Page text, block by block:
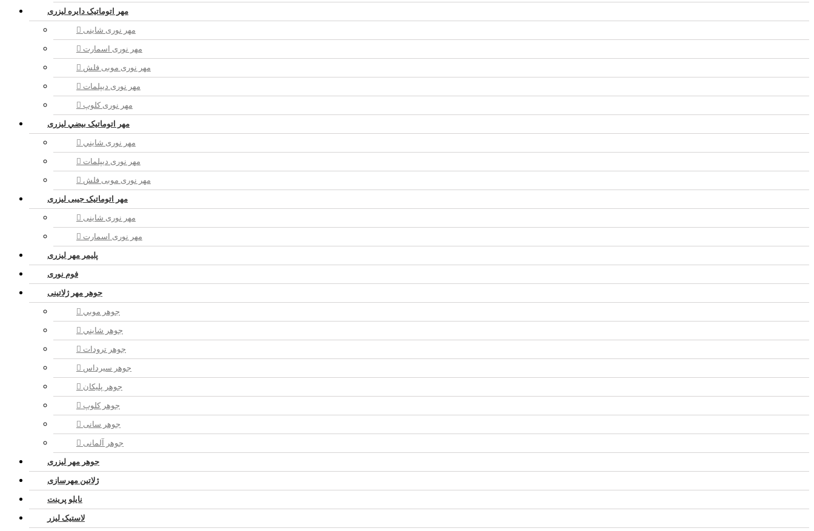
مهر اتوماتیک دايره لیزری
مهر نوری شاینی
مهر نوری اسمارت
مهر نوری موبی فلش
مهر نوری دیپلمات
مهر نوری کلوپ
مهر اتوماتیک بيضي لیزری
مهر نوری شايني
مهر نوری دیپلمات
مهر نوری موبی فلش
مهر اتوماتیک جیبی لیزری
مهر نوری شاینی
مهر نوری اسمارت
پلیمر مهر لیزری
فوم نوری
جوهر مهر ژلاتینی
جوهر موبي
جوهر شايني
جوهر ترودات
جوهر سيرداس
جوهر پلیکان
جوهر کلوپ
جوهر سانی
جوهر آلمانی
جوهر مهر لیزری
ژلاتين مهرسازی
نایلو پرینت
لاستیک لیزر